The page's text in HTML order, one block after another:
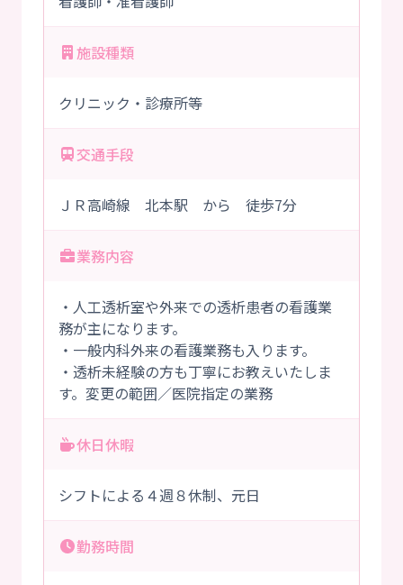
施設種類
クリニック・診療所等
交通手段
ＪＲ高崎線 北本駅 から 徒歩7分
業務内容
・人工透析室や外来での透析患者の看護業
務が主になります。
・一般内科外来の看護業務も入ります。
・透析未経験の方も丁寧にお教えいたしま
す。変更の範囲／医院指定の業務
休日休暇
シフトによる４週８休制、元日
勤務時間